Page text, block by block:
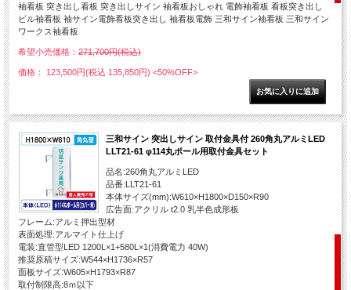
袖看板 突き出し看板 突き出しサイン 袖看板おしゃれ 電飾袖看板 看板突き出し
ビル袖看板 袖サイン電飾看板突き出し 袖看板電飾 三和サイン袖看板 三和サイン
ワークス袖看板
希望小売価格： 271,700円(税込)
価格： 123,500円(税込 135,850円) <50%OFF>
三和サイン 突出しサイン 取付金具付 260角丸アルミLED
LLT21-61 φ114丸ポール用取付金具セット
品名:260角丸アルミLED
品番:LLT21-61
本体サイズ(mm):W610×H1800×D150×R90
広告面:アクリル t2.0 乳半色成形板
フレーム:アルミ押出型材
表面処理:アルマイト仕上げ
電装:直管型LED 1200L×1+580L×1(消費電力 40W)
推奨原稿サイズ:W544×H1736×R57
面板サイズ:W605×H1793×R87
取付制限高:8ｍ以下